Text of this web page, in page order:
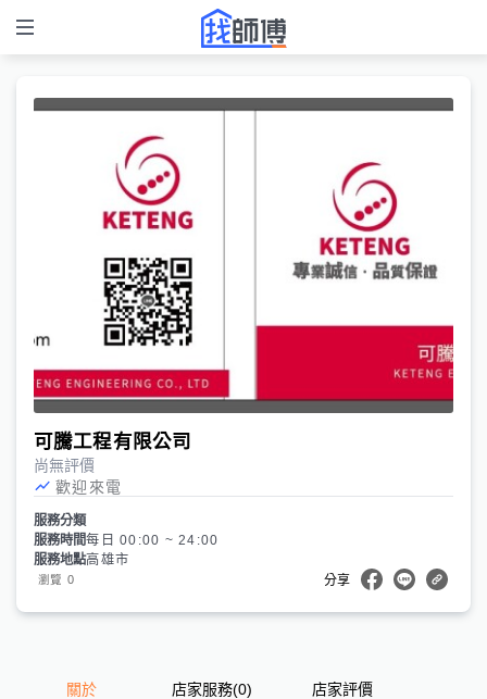
可騰工程有限公司
尚無評價
歡迎來電
服務分類
服務時間每日 00:00 ~ 24:00
服務地點高雄市
瀏覽 0 分享
關於 店家服務(0) 店家評價